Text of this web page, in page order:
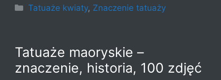
Kategorie
Tatuaże kwiaty, Znaczenie tatuaży
Tatuaże maoryskie –
znaczenie, historia, 100 zdjęć